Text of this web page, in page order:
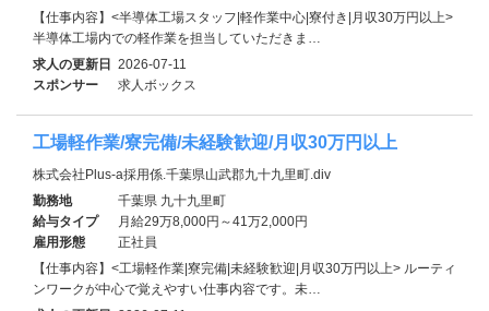
【仕事内容】<半導体工場スタッフ|軽作業中心|寮付き|月収30万円以上>
半導体工場内での軽作業を担当していただきま…
求人の更新日 2026-07-11
スポンサー
求人ボックス
工場軽作業/寮完備/未経験歓迎/月収30万円以上
株式会社Plus-a採用係.千葉県山武郡九十九里町.div
勤務地
千葉県 九十九里町
給与タイプ
月給29万8,000円～41万2,000円
雇用形態
正社員
【仕事内容】<工場軽作業|寮完備|未経験歓迎|月収30万円以上> ルーティ
ンワークが中心で覚えやすい仕事内容です。未…